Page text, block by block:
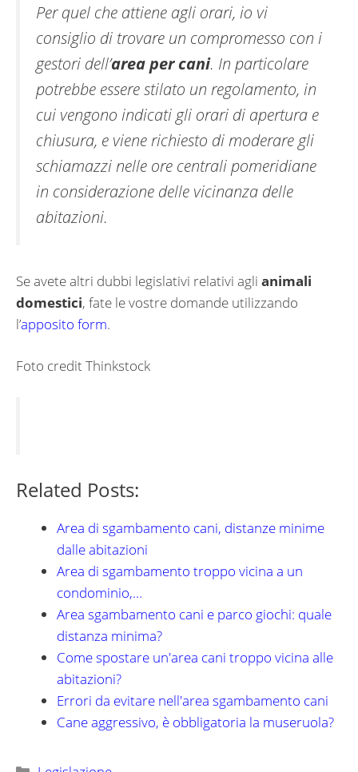
Per quel che attiene agli orari, io vi
consiglio di trovare un compromesso con i
gestori dell’area per cani. In particolare
potrebbe essere stilato un regolamento, in
cui vengono indicati gli orari di apertura e
chiusura, e viene richiesto di moderare gli
schiamazzi nelle ore centrali pomeridiane
in considerazione delle vicinanza delle
abitazioni.
Se avete altri dubbi legislativi relativi agli animali
domestici, fate le vostre domande utilizzando
l’apposito form.
Foto credit Thinkstock
Related Posts:
Area di sgambamento cani, distanze minime
dalle abitazioni
Area di sgambamento troppo vicina a un
condominio,…
Area sgambamento cani e parco giochi: quale
distanza minima?
Come spostare un'area cani troppo vicina alle
abitazioni?
Errori da evitare nell'area sgambamento cani
Cane aggressivo, è obbligatoria la museruola?